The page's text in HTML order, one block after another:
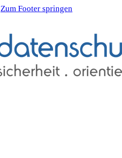
Zum Footer springen